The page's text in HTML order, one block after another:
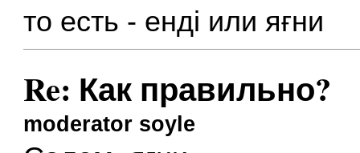
то есть - енді или яғни
Re: Как правильно?
moderator soyle